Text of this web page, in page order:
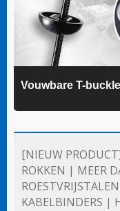
Vouwbare T-
[NIEUW
ROKKEN | MEER
KABELBINDERS |